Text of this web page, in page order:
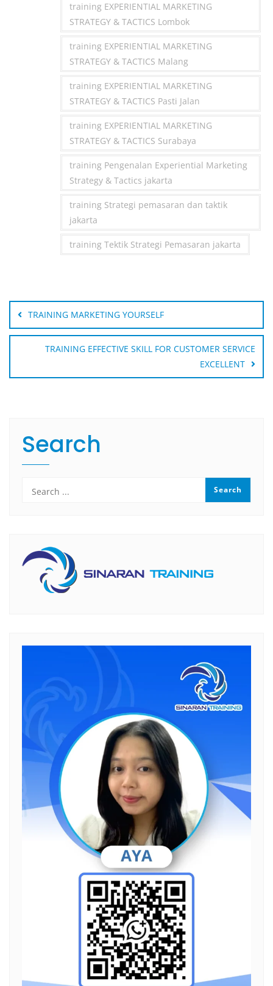
training EXPERIENTIAL MARKETING
STRATEGY & TACTICS Lombok
training EXPERIENTIAL MARKETING
STRATEGY & TACTICS Malang
training EXPERIENTIAL MARKETING
STRATEGY & TACTICS Pasti Jalan
training EXPERIENTIAL MARKETING
STRATEGY & TACTICS Surabaya
training Pengenalan Experiential Marketing
Strategy & Tactics jakarta
training Strategi pemasaran dan taktik
jakarta
training Tektik Strategi Pemasaran jakarta
Post
navigation
TRAINING MARKETING YOURSELF
TRAINING EFFECTIVE SKILL FOR CUSTOMER SERVICE
EXCELLENT
Search